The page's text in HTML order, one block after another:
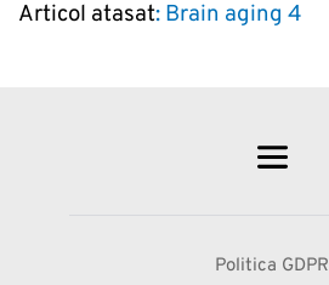
Articol atasat: Brain aging 4
Politica GDPR